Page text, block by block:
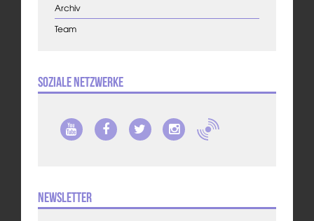
Archiv
Team
Soziale Netzwerke
Newsletter